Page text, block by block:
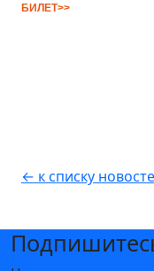
БИЛЕТ>>
← к списку